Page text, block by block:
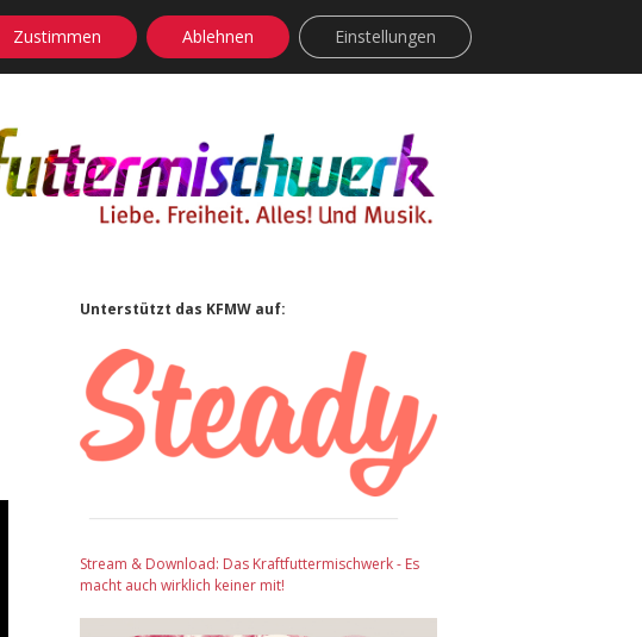
facebook
instagram
rss soundcloud
vimeoBluesky
Sidebar
Unterstützt das KFMW auf:
Stream & Download: Das Kraftfuttermischwerk - Es
macht auch wirklich keiner mit!
Zustimmen Ablehnen Einstellungen